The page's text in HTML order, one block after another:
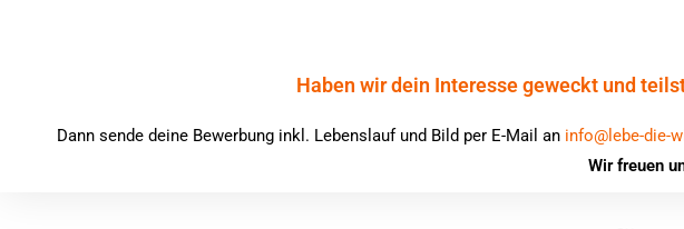
Haben wir dein Interesse geweckt und
Dann sende deine Bewerbung inkl. Lebenslauf und Bild per E-Mail an info@lebe-die-
Wir freuen